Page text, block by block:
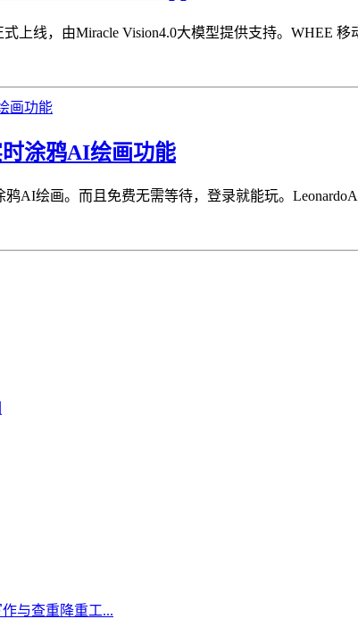
上线，由Miracle Vision4.0大模型提供支持。WHEE
涂鸦AI绘画功能
鸦AI绘画。而且免费无需等待，登录就能玩。
与查重降重工...